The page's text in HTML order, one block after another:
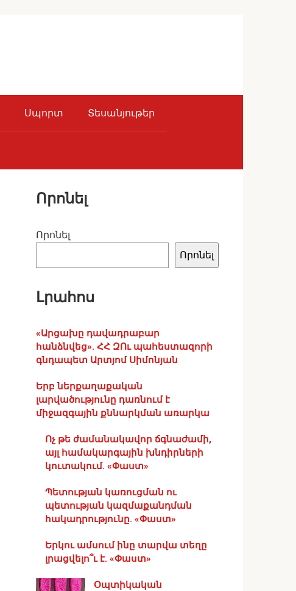
Սպորտ Տեսանյութեր
Որոնել
Որոնել
Որոնել
Լրահոս
«Արցախը դավադրաբար
հանձնվեց». ՀՀ ԶՈւ պահեստազորի
գնդապետ Արտյոմ Սիմոնյան
Երբ ներքաղաքական
լարվածությունը դառնում է
միջազգային քննարկման առարկա
Ոչ թե ժամանակավոր ճգնաժամի,
այլ համակարգային խնդիրների
կուտակում. «Փաստ»
Պետության կառուցման ու
պետության կազմաքանդման
հակադրությունը. «Փաստ»
Երկու ամսում ինը տարվա տեղը
լրացվելո՞ւ է. «Փաստ»
Օպտիկական